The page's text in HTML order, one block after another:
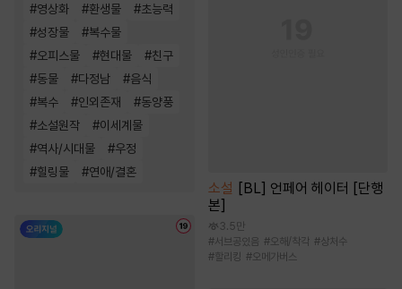
#영상화 #환생물 #초능력
#성장물 #복수물
#오피스물 #현대물 #친구
#동물 #다정남 #음식
#복수 #인외존재 #동양풍
#소설원작 #이세계물
#역사/시대물 #우정
#힐링물 #연애/결혼
소설
[BL] 언페어 헤이터 [단행
본]
3.5만
#서브공있음 #오해/착각 #상처수
#할리킹 #오메가버스